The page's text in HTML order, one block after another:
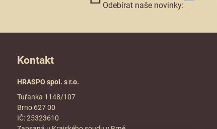
Odebírat naše novinky:
Kontakt
HRASPO spol. s r.o.
Tuřanka 1148/107
Brno 627 00
IČ: 25323610